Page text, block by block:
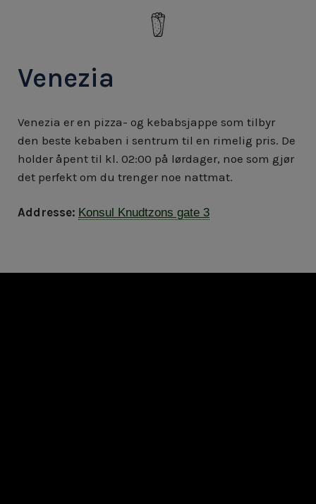
Venezia
Venezia er en pizza- og kebabsjappe som tilbyr
den beste kebaben i sentrum til en rimelig pris. De
holder åpent til kl. 02:00 på lørdager, noe som gjør
det perfekt om du trenger noe nattmat.
Addresse: Konsul Knudtzons gate 3